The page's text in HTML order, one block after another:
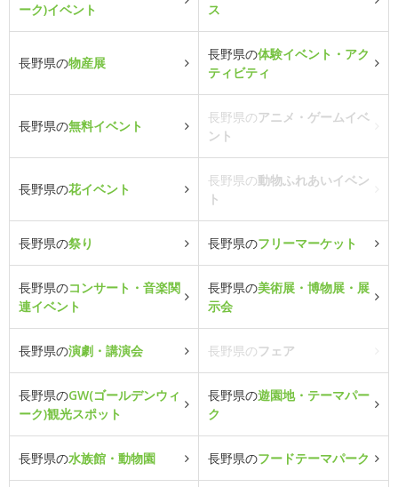
ーク)イベント
ス
長野県の物産展
長野県の体験イベント・アク
ティビティ
長野県の無料イベント
長野県のアニメ・ゲームイベ
ント
長野県の花イベント
長野県の動物ふれあいイベン
ト
長野県の祭り 長野県のフリーマーケット
長野県のコンサート・音楽関
連イベント
長野県の美術展・博物展・展
示会
長野県の演劇・講演会 長野県のフェア
長野県のGW(ゴールデンウィ
ーク)観光スポット
長野県の遊園地・テーマパー
ク
長野県の水族館・動物園 長野県のフードテーマパーク